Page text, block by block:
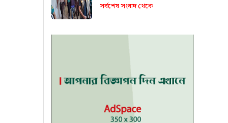
সর্বশেষ সংবাদ থেকে